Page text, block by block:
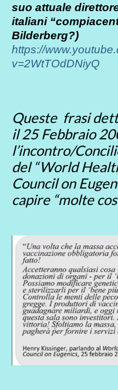
suo attuale
italiani
Bilderberg?)
https://
v=2WtTOdDNiyQ
Queste frasi
il 25 Febbraio
l’incontro/
del “World
Council on
capire “molte